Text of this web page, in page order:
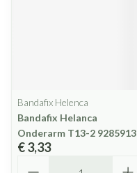
Bandafix Helenca
Bandafix Helanca
Onderarm T13-2 9285913
€ 3,33